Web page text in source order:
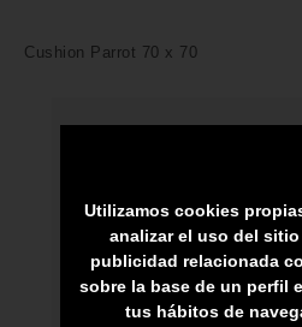
Cushion Parrot 70 x 70
ENVÍO A TODA
ASESORAMIENTO
PRECIO DEL
Utilizamos cookies
analizar el uso del
publicidad relacionada
sobre la base de un perfil
tus hábitos de